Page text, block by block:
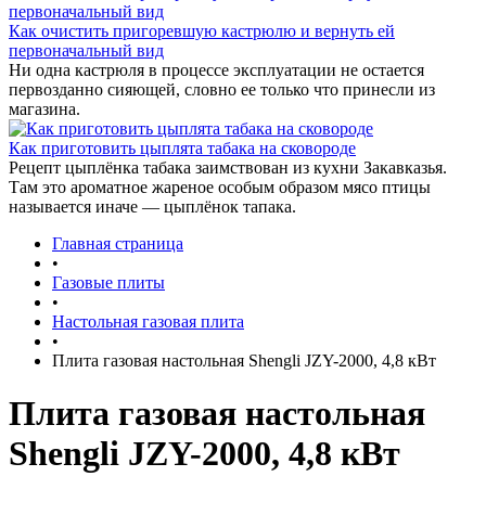
Как очистить пригоревшую кастрюлю и вернуть ей
первоначальный вид
Ни одна кастрюля в процессе эксплуатации не остается
первозданно сияющей, словно ее только что принесли из
магазина.
Как приготовить цыплята табака на сковороде
Рецепт цыплёнка табака заимствован из кухни Закавказья.
Там это ароматное жареное особым образом мясо птицы
называется иначе — цыплёнок тапака.
Главная страница
•
Газовые плиты
•
Настольная газовая плита
•
Плита газовая настольная Shengli JZY-2000, 4,8 кВт
Плита газовая настольная
Shengli JZY-2000, 4,8 кВт